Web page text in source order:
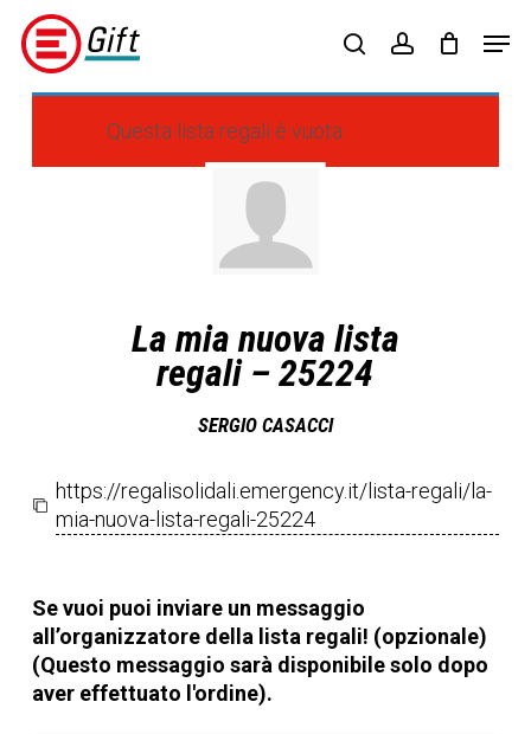
Skip
main
content
searchaccount
Questa lista regali è vuota.
La mia nuova lista
regali – 25224
SERGIO CASACCI
https://regalisolidali.emergency.it/lista-regali/la-
mia-nuova-lista-regali-25224
Se vuoi puoi inviare un messaggio
all’organizzatore della lista regali! (opzionale)
(Questo messaggio sarà disponibile solo dopo
aver effettuato l'ordine).